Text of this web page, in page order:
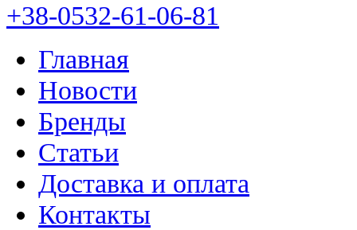
+38-0532-61-06-81
Главная
Новости
Бренды
Статьи
Доставка и оплата
Контакты